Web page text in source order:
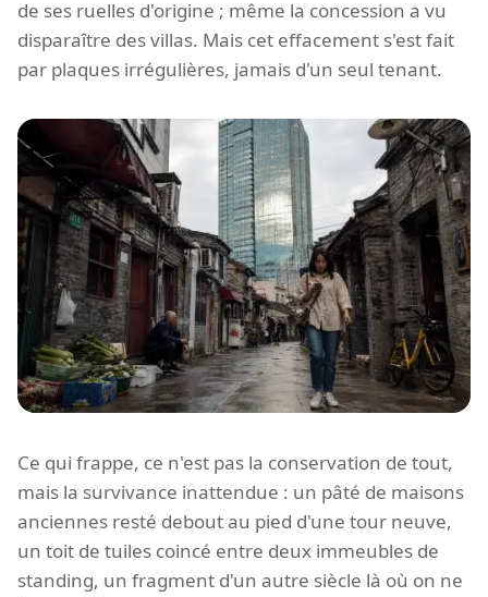
de ses ruelles d'origine ; même la concession a vu
disparaître des villas. Mais cet effacement s'est fait
par plaques irrégulières, jamais d'un seul tenant.
Ce qui frappe, ce n'est pas la conservation de tout,
mais la survivance inattendue : un pâté de maisons
anciennes resté debout au pied d'une tour neuve,
un toit de tuiles coincé entre deux immeubles de
standing, un fragment d'un autre siècle là où on ne